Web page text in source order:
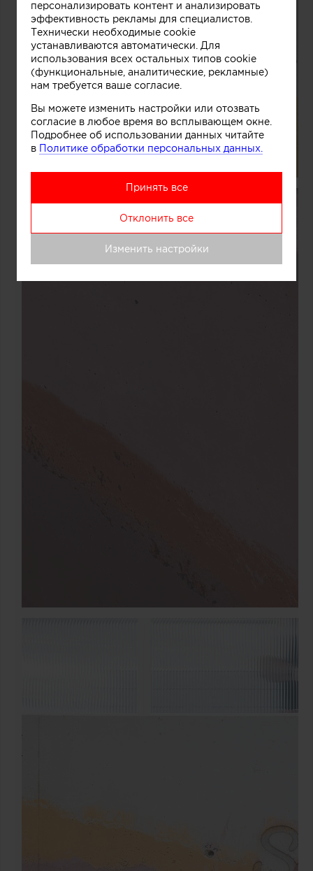
персонализировать контент и анализировать
эффективность рекламы для специалистов.
Технически необходимые cookie
устанавливаются автоматически. Для
использования всех остальных типов cookie
(функциональные, аналитические, рекламные)
нам требуется ваше согласие.
Вы можете изменить настройки или отозвать
согласие в любое время во всплывающем окне.
Подробнее об использовании данных читайте
в Политике обработки персональных данных.
Принять все
Отклонить все
Изменить настройки